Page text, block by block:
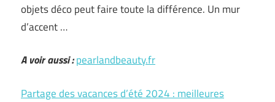
objets déco peut faire toute la différence. Un mur
d’accent …
A voir aussi :pearlandbeauty.fr
Partage des vacances d’été 2024 : meilleures